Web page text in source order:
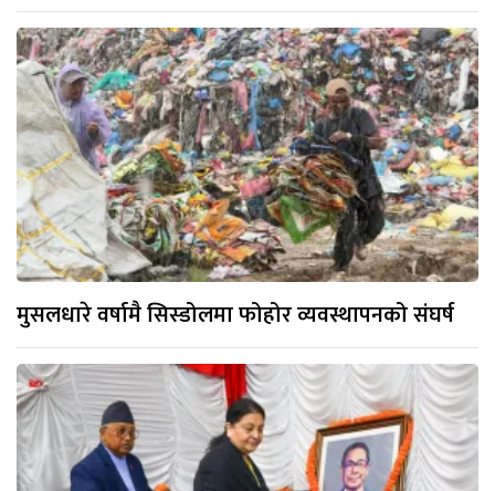
मुसलधारे वर्षामै सिस्डोलमा फोहोर व्यवस्थापनको संघर्ष